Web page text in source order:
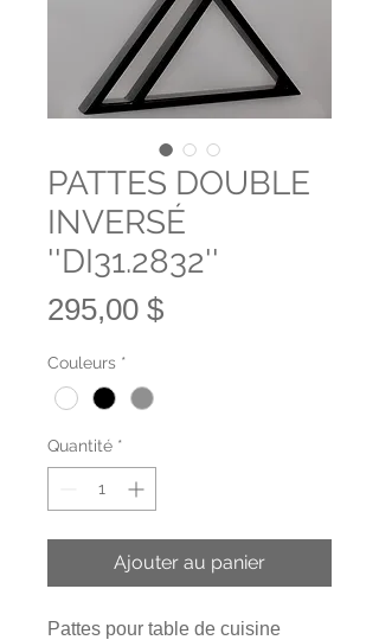
PATTES DOUBLE
INVERSÉ
''DI31.2832''
295,00 $Prix
Couleurs *
Quantité *
Ajouter au panier
Pattes pour table de cuisine